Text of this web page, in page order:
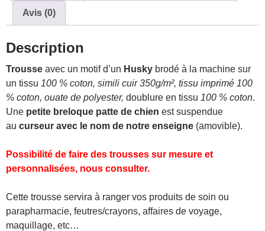
Avis (0)
Description
Trousse avec un motif d’un Husky brodé à la machine sur
un tissu 100 % coton, simili cuir 350g/m², tissu imprimé 100
% coton, ouate de polyester, doublure en tissu 100 % coton.
Une petite breloque patte de chien est suspendue
au curseur avec le nom de notre enseigne (amovible).
Possibilité de faire des trousses sur mesure et
personnalisées, nous consulter.
Cette trousse servira à ranger vos produits de soin ou
parapharmacie, feutres/crayons, affaires de voyage,
maquillage, etc…